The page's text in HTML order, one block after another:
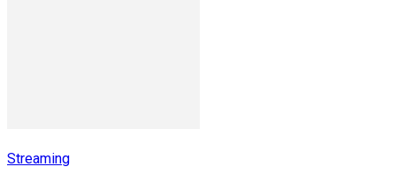
Streaming